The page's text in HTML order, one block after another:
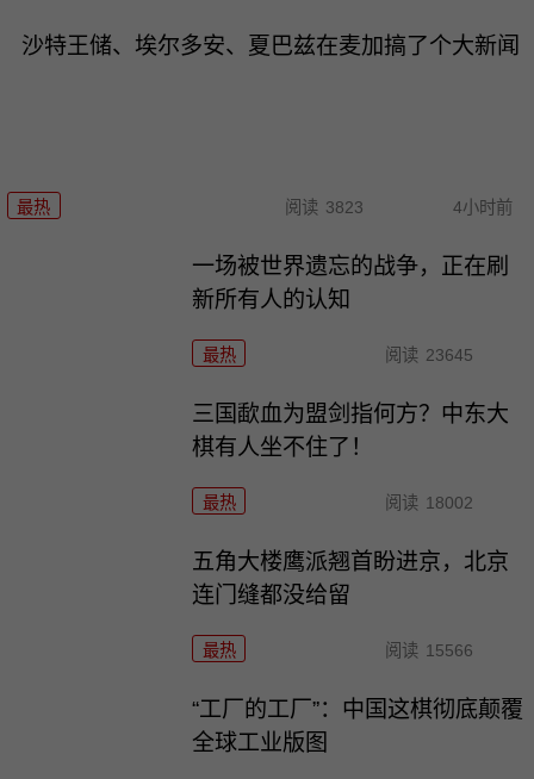
沙特王储、埃尔多安、夏巴兹在麦加搞了个大新闻
最热 阅读 3823 4小时前
一场被世界遗忘的战争，正在刷
新所有人的认知
最热 阅读 23645
三国歃血为盟剑指何方？中东大
棋有人坐不住了！
最热 阅读 18002
五角大楼鹰派翘首盼进京，北京
连门缝都没给留
最热 阅读 15566
“工厂的工厂”：中国这棋彻底颠覆
全球工业版图